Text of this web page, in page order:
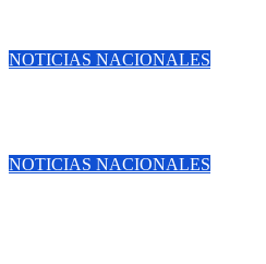
NOTICIAS NACIONALES
NOTICIAS NACIONALES